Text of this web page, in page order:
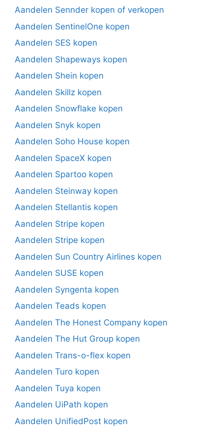
Aandelen Sennder kopen of verkopen
Aandelen SentinelOne kopen
Aandelen SES kopen
Aandelen Shapeways kopen
Aandelen Shein kopen
Aandelen Skillz kopen
Aandelen Snowflake kopen
Aandelen Snyk kopen
Aandelen Soho House kopen
Aandelen SpaceX kopen
Aandelen Spartoo kopen
Aandelen Steinway kopen
Aandelen Stellantis kopen
Aandelen Stripe kopen
Aandelen Stripe kopen
Aandelen Sun Country Airlines kopen
Aandelen SUSE kopen
Aandelen Syngenta kopen
Aandelen Teads kopen
Aandelen The Honest Company kopen
Aandelen The Hut Group kopen
Aandelen Trans-o-flex kopen
Aandelen Turo kopen
Aandelen Tuya kopen
Aandelen UiPath kopen
Aandelen UnifiedPost kopen